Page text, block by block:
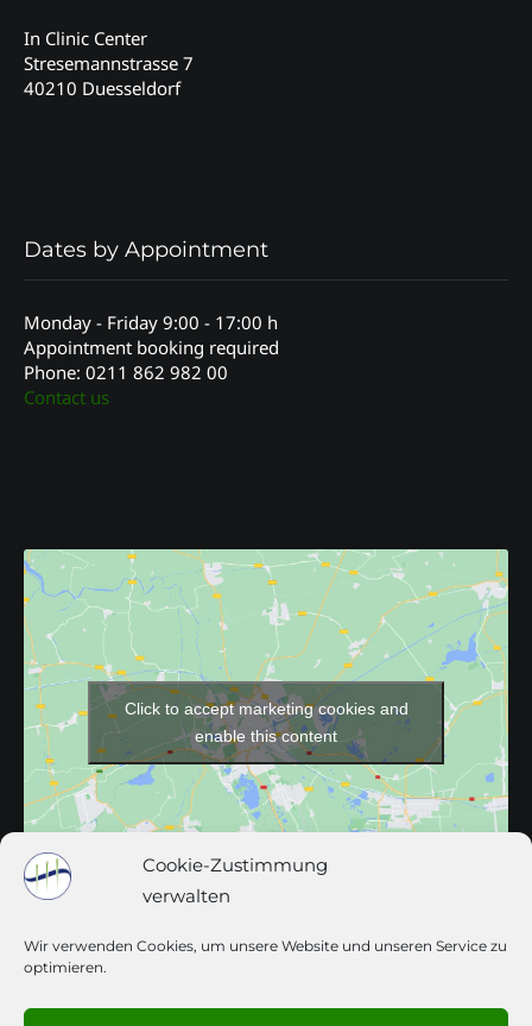
Cookie-Zustimmung
verwalten
Wir verwenden Cookies, um unsere Website und unseren Service zu
optimieren.
In Clinic Center
Stresemannstrasse 7
40210 Duesseldorf
Dates by Appointment
Monday - Friday 9:00 - 17:00 h
Appointment booking required
Phone: 0211 862 982 00
Contact us
Click to accept marketing cookies and
enable this content